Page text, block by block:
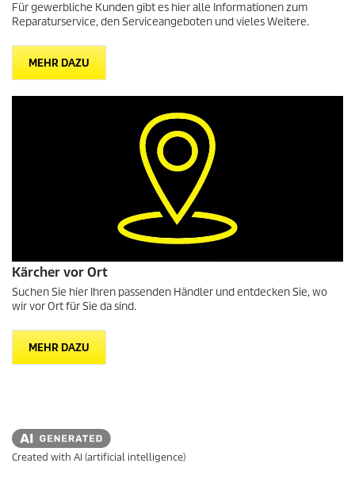
Für gewerbliche Kunden gibt es hier alle Informationen zum
Reparaturservice, den Serviceangeboten und vieles Weitere.
MEHR DAZU
Kärcher vor Ort
Suchen Sie hier Ihren passenden Händler und entdecken Sie, wo
wir vor Ort für Sie da sind.
MEHR DAZU
Created with AI (artificial intelligence)